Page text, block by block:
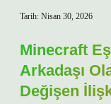
Tarih: Nisan 30, 2026
Minecraft
Arkadaşı
Değişen